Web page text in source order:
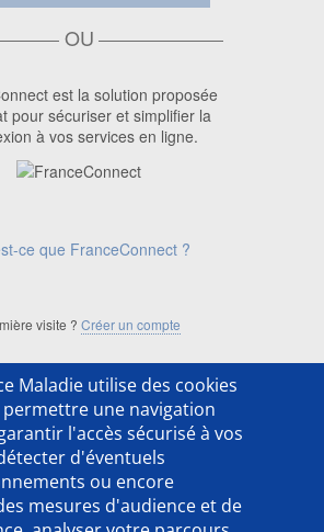
Maladie utilise des cookies
une navigation
l'accès sécurisé à vos
d'éventuels
ou encore
mesures d'audience et de
OU
est la solution proposée
pour sécuriser et simplifier la
à vos services en ligne.
ce que FranceConnect ?
visite ? Créer un compte
['ACSO254202LX']